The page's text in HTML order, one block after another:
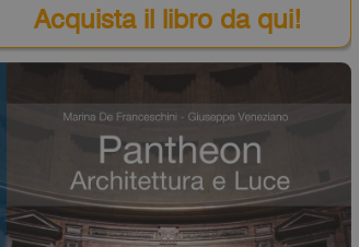
Acquista il libro da qui!